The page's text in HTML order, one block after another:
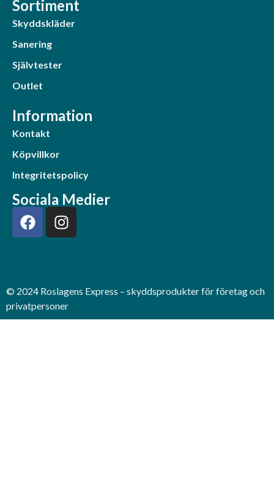
Sortiment
Skyddskläder
Sanering
Självtester
Outlet
Information
Kontakt
Köpvillkor
Integritetspolicy
Sociala Medier
© 2024 Roslagens Express – skyddsprodukter för företag och
privatpersoner